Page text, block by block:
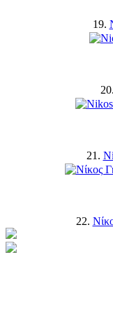
19.
20.
21.
22.